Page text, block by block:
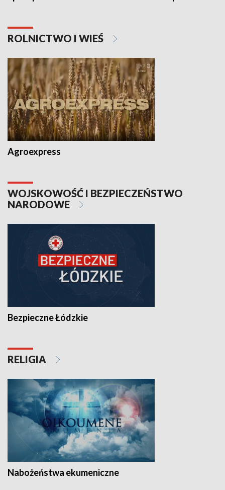
ROLNICTWO I WIEŚ
Agroexpress
WOJSKOWOŚĆ I BEZPIECZEŃSTWO
NARODOWE
Bezpieczne Łódzkie
RELIGIA
Nabożeństwa ekumeniczne